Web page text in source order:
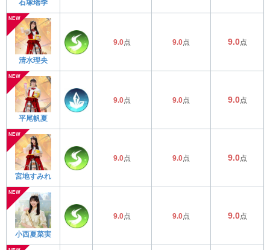
石塚瑶季
清水理央
9.0点 9.0点 9.0点
平尾帆夏
9.0点 9.0点 9.0点
宮地すみれ
9.0点 9.0点 9.0点
小西夏菜実
9.0点 9.0点 9.0点